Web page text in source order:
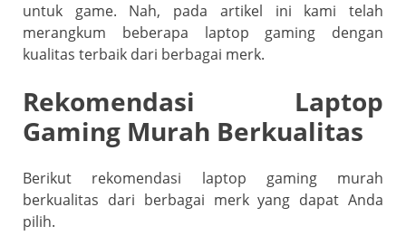
untuk game. Nah, pada artikel ini kami telah
merangkum beberapa laptop gaming dengan
kualitas terbaik dari berbagai merk.
Rekomendasi Laptop
Gaming Murah Berkualitas
Berikut rekomendasi laptop gaming murah
berkualitas dari berbagai merk yang dapat Anda
pilih.